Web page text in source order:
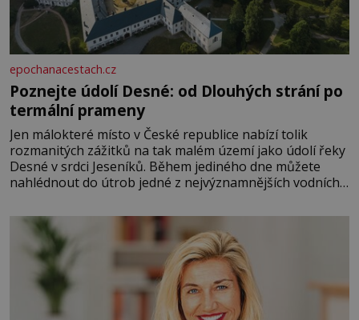
epochanacestach.cz
Poznejte údolí Desné: od Dlouhých strání po
termální prameny
Jen málokteré místo v České republice nabízí tolik
rozmanitých zážitků na tak malém území jako údolí řeky
Desné v srdci Jeseníků. Během jediného dne můžete
nahlédnout do útrob jedné z nejvýznamnějších vodních
se na koloběžce a den zakončit poznáváním památek ve
Velkých Losinách nebo v termálním